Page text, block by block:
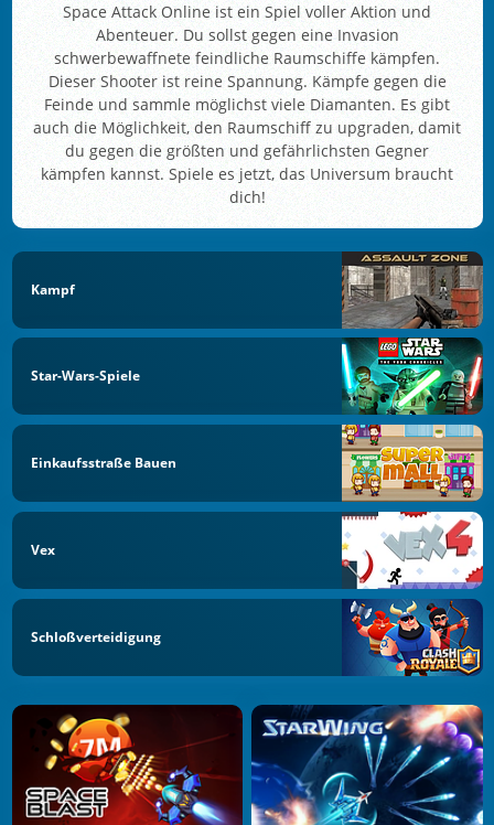
Space Attack Online ist ein Spiel voller Aktion und
Abenteuer. Du sollst gegen eine Invasion
schwerbewaffnete feindliche Raumschiffe kämpfen.
Dieser Shooter ist reine Spannung. Kämpfe gegen die
Feinde und sammle möglichst viele Diamanten. Es gibt
auch die Möglichkeit, den Raumschiff zu upgraden, damit
du gegen die größten und gefährlichsten Gegner
kämpfen kannst. Spiele es jetzt, das Universum braucht
dich!
Kampf
Star-Wars-Spiele
Einkaufsstraße Bauen
Vex
Schloßverteidigung